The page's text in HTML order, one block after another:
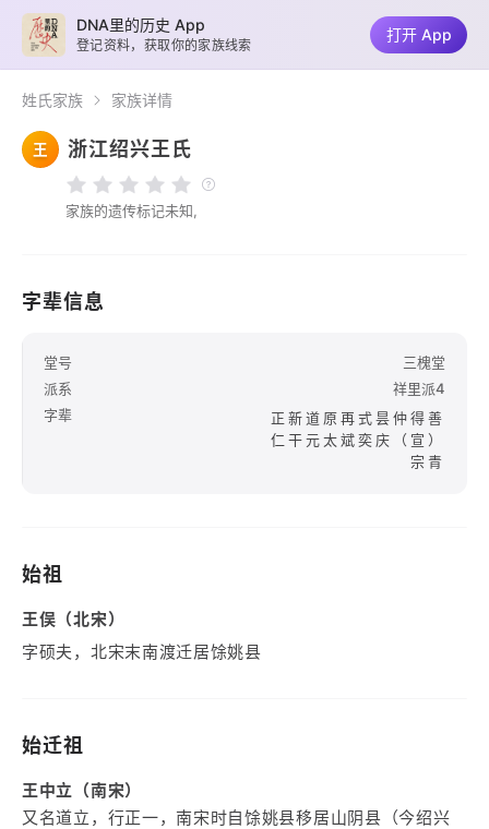
姓氏家族 家族详情
王 浙江绍兴王氏
家族的遗传标记未知,
字辈信息
堂号
三槐堂
派系
祥里派4
字辈
正新道原再式昙仲得善
仁干元太斌奕庆（宣）
宗青
始祖
王俣（北宋）
字硕夫，北宋末南渡迁居馀姚县
始迁祖
王中立（南宋）
又名道立，行正一，南宋时自馀姚县移居山阴县（今绍兴
DNA里的历史 App
登记资料，获取你的家族线索
打开 App